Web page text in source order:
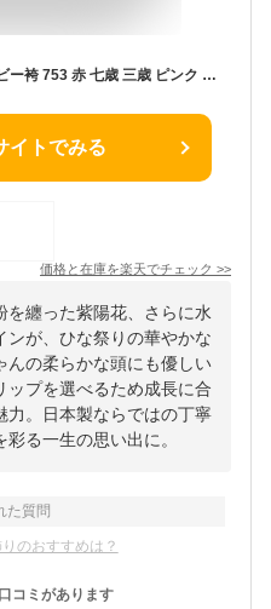
和 髪飾り 子供 袴 3歳 7歳 和装 ベビー袴 753 赤 七歳 三歳 ピンク 卒業式 アレンジ 【水引花飾りと金粉紫陽花 ちりめんリボン和飾り】 七五三 ひな祭り キッズ 小学生 衣装 ハーフアップ 着物 日本製 浴衣 こども ベビーヘアバンド ヘアクリップ コーム ヘアアクセサリー
イトでみる
価格と在庫を楽天でチェック >>
を纏った紫陽花、さらに水
ンが、ひな祭りの華やかな
んの柔らかな頭にも優しい
ップを選べるため成長に合
力。日本製ならではの丁寧
る一生の思い出に。
た質問
のおすすめは？
コミがあります